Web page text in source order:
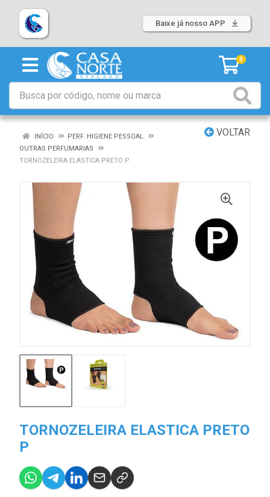
Baixe já nosso APP
0
VOLTAR
INÍCIO
PERF. HIGIENE PESSOAL
OUTRAS PERFUMARIAS
TORNOZELEIRA ELASTICA PRETO P
TORNOZELEIRA ELASTICA PRETO
P